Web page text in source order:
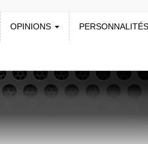
OPINIONS PERSONNALITÉS